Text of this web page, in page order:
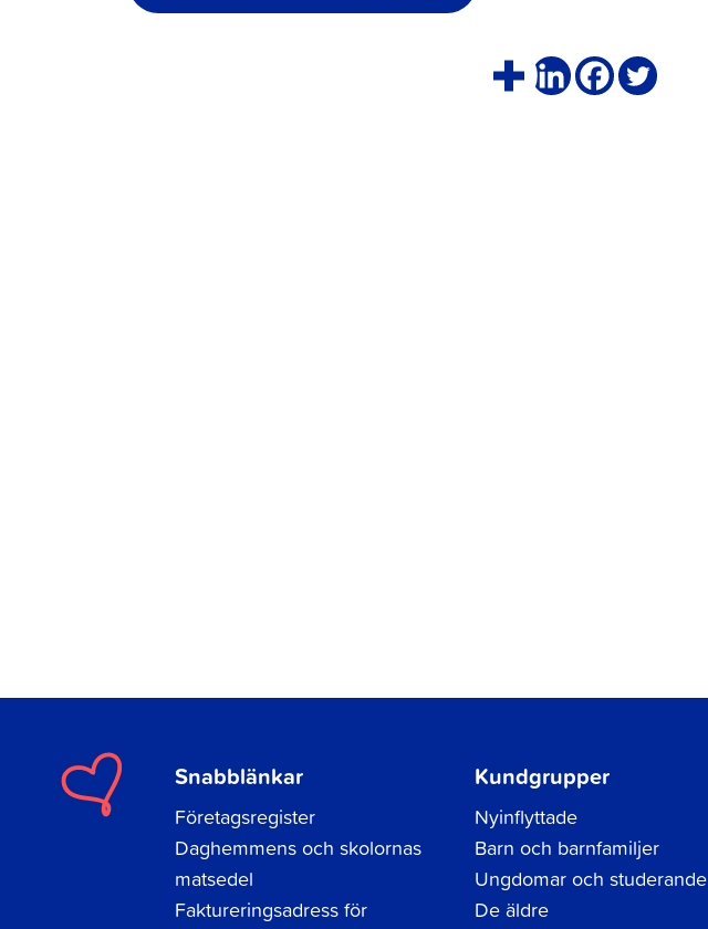
Snabblänkar
Företagsregister
Daghemmens och skolornas
matsedel
Faktureringsadress för
Kundgrupper
Nyinflyttade
Barn och barnfamiljer
Ungdomar och studerande
De äldre